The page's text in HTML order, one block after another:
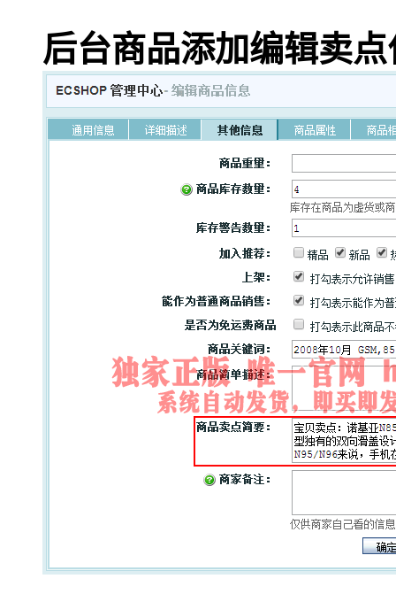
后台商品添加编辑卖